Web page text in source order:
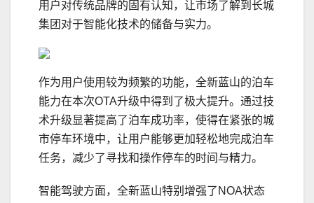
用户对传统品牌的固有认知，让市场了解到长城
集团对于智能化技术的储备与实力。
作为用户使用较为频繁的功能，全新蓝山的泊车
能力在本次OTA升级中得到了极大提升。通过技
术升级显著提高了泊车成功率，使得在紧张的城
市停车环境中，让用户能够更加轻松地完成泊车
任务，减少了寻找和操作停车的时间与精力。
智能驾驶方面，全新蓝山特别增强了NOA状态